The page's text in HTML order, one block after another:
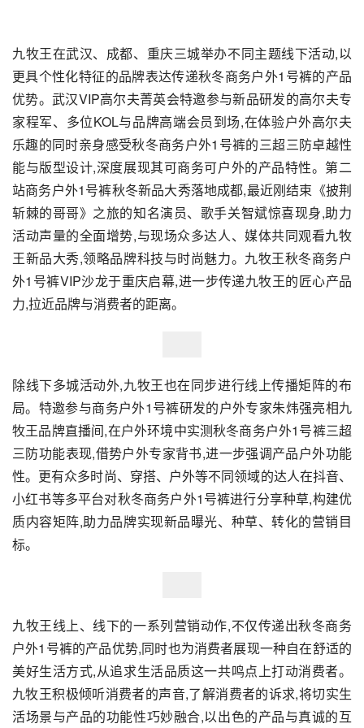
九牧王在武汉、成都、重庆三城举办不同主题线下活动,以
更具个性化特征的品牌表达传递秋冬商务户外1号裤的产品
优势。武汉VIP高尔夫菁英会特邀参与新品研发的高尔夫专
家程军、多位KOL与品牌高端会员到场,在体验户外高尔夫
乐趣的同时亲身感受秋冬商务户外1号裤的三超三防卓越性
能与版型设计,深度展现其可商务可户外的产品特性。第二
站商务户外1号裤秋冬新品大秀落地成都,最近刚结束《披荆
斩棘的哥哥》之旅的知名演员、歌手关智斌惊喜现身,助力
活动声量的全面增势,与现场众多达人、媒体共同观看九牧
王新品大秀,领略品牌科技与时尚魅力。九牧王秋冬商务户
外1号裤VIP沙龙于重庆启幕,进一步传递九牧王的匠心产品
力,拉近品牌与消费者的距离。
除线下多城活动外,九牧王也在同步进行线上传播矩阵的布
局。特邀参与商务户外1号裤研发的户外专家朱炜强亮相九
牧王品牌直播间,在户外环境中实测秋冬商务户外1号裤三超
三防功能表现,借势户外专家背书,进一步强调产品户外功能
性。更有众多时尚、穿搭、户外等不同领域的达人在抖音、
小红书等多平台对秋冬商务户外1号裤进行分享种草,构建优
质内容矩阵,助力品牌实现新品曝光、种草、转化的营销目
标。
九牧王线上、线下的一系列营销动作,不仅传递出秋冬商务
户外1号裤的产品优势,同时也为消费者展现一种自在舒适的
美好生活方式,从追求生活品质这一共鸣点上打动消费者。
九牧王积极倾听消费者的声音,了解消费者的诉求,将切实生
活场景与产品的功能性巧妙融合,以出色的产品与真诚的互